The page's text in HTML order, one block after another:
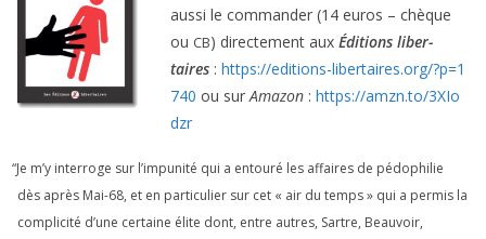
aus­si le com­man­der (14 euros – chèque
ou CB) direc­te­ment aux Éditions liber­
taires : https://​edi​tions​-liber​taires​.org/​?​p​=​1
740 ou surAmazon : https://​amzn​.to/​3​X​I​o​
dzr
“Je m’y inter­roge sur l’impunité qui a entou­ré les affaires de pédo­phi­lie
dès après Mai-68, et en par­ti­cu­lier sur cet « air du temps » qui a per­mis la
com­pli­ci­té d’une cer­taine élite dont, entre autres, Sartre, Beauvoir,